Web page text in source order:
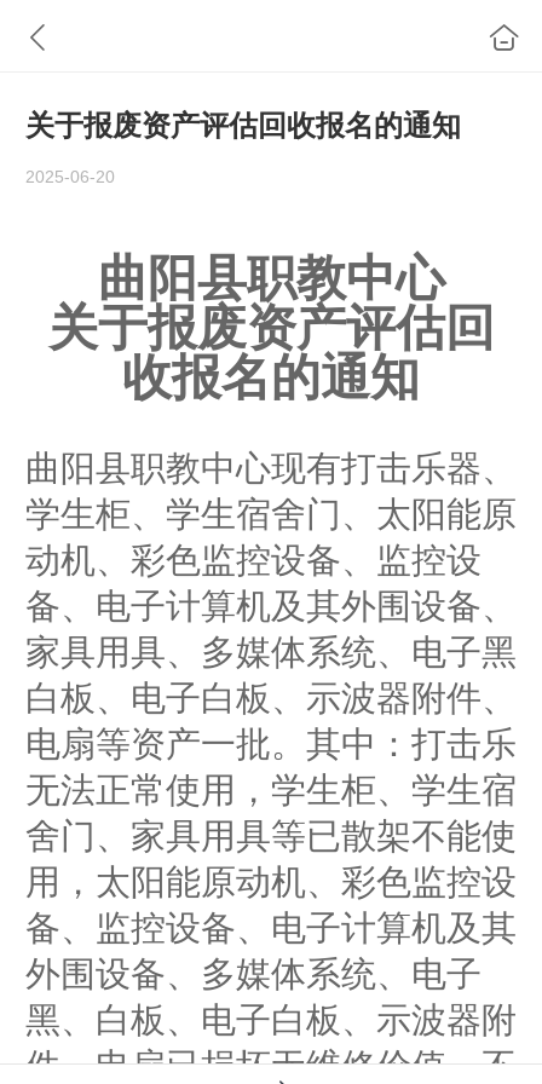
关于报废资产评估回收报名的通知
2025-06-20
曲阳县职教中心
关于报废资产评估回
收报名的通知
曲阳县职教中心现有打击乐器、
学生柜、学生宿舍门、太阳能原
动机、彩色监控设备、监控设
备、电子计算机及其外围设备、
家具用具、多媒体系统、电子黑
白板、电子白板、示波器附件、
电扇等资产一批。其中：打击乐
无法正常使用，学生柜、学生宿
舍门、家具用具等已散架不能使
用，太阳能原动机、彩色监控设
备、监控设备、电子计算机及其
外围设备、多媒体系统、电子
黑、白板、电子白板、示波器附
件、电扇已损坏无维修价值，不